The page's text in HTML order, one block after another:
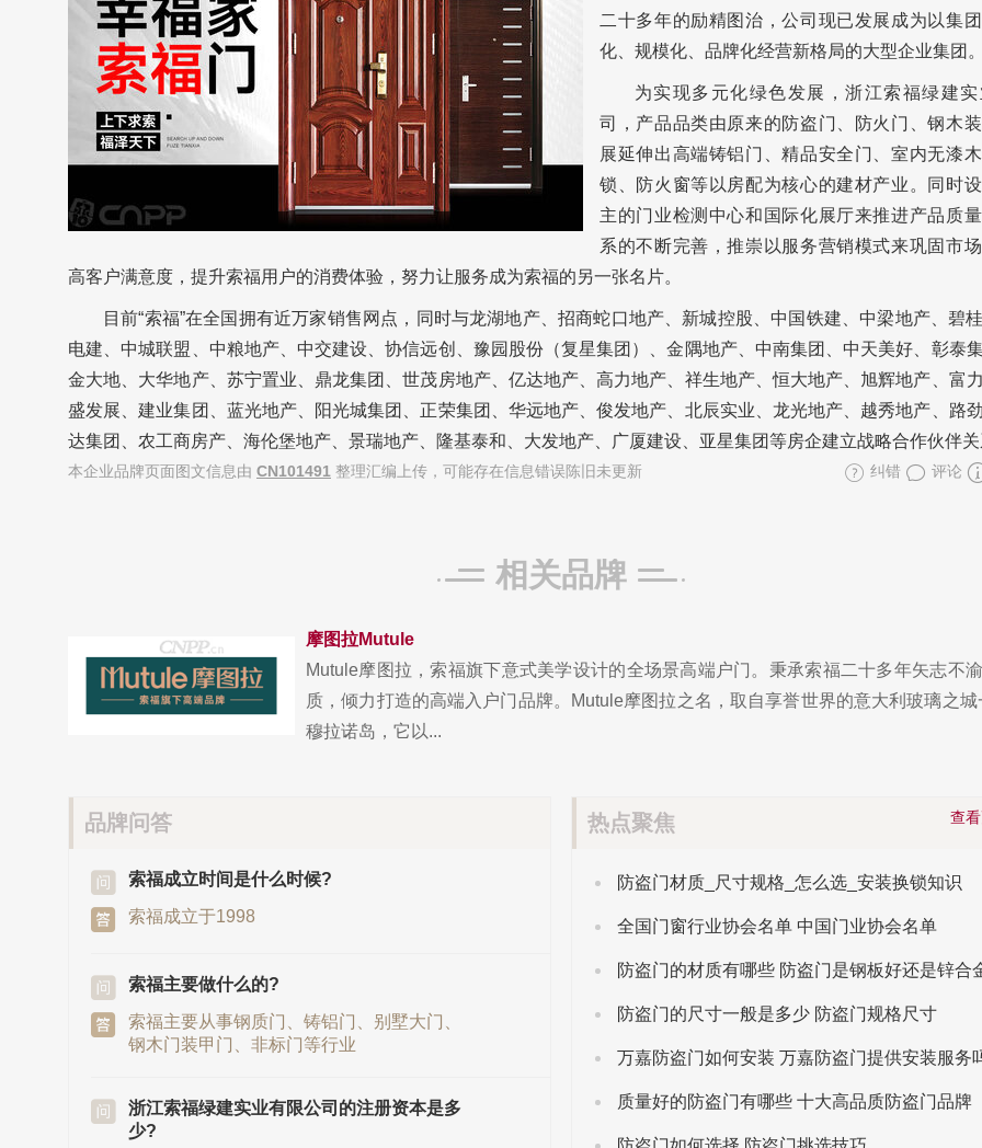
二十多年的励精图治，公司现已发展成为以集
化、规模化、品牌化经营新格局的大型企业集团
为实现多元化绿色发展，浙江索福绿建
司，产品品类由原来的防盗门、防火门、钢木
展延伸出高端铸铝门、精品安全门、室内无漆
锁、防火窗等以房配为核心的建材产业。同时
主的门业检测中心和国际化展厅来推进产品质
系的不断完善，推崇以服务营销模式来巩固市
高客户满意度，提升索福用户的消费体验，努力让服务成为索福的另一张名片。
目前“索福”在全国拥有近万家销售网点，同时与龙湖地产、招商蛇口地产、新城控股、中国铁建、中梁地产、碧
电建、中城联盟、中粮地产、中交建设、协信远创、豫园股份（复星集团）、金隅地产、中南集团、中天美好、彰泰
金大地、大华地产、苏宁置业、鼎龙集团、世茂房地产、亿达地产、高力地产、祥生地产、恒大地产、旭辉地产、富
盛发展、建业集团、蓝光地产、阳光城集团、正荣集团、华远地产、俊发地产、北辰实业、龙光地产、越秀地产、路
达集团、农工商房产、海伦堡地产、景瑞地产、隆基泰和、大发地产、广厦建设、亚星集团等房企建立战略合作伙伴
本企业品牌页面图文信息由 CN101491 整理汇编上传，可能存在信息错误陈旧未更新 纠错 评论
相关品牌
摩图拉Mutule
Mutule摩图拉，索福旗下意式美学设计的全场景高端户门。秉承索福二十多年矢志不
质，倾力打造的高端入户门品牌。Mutule摩图拉之名，取自享誉世界的意大利玻璃之城
穆拉诺岛，它以...
品牌问答
索福成立时间是什么时候?
索福成立于1998
索福主要做什么的?
索福主要从事钢质门、铸铝门、别墅大门、
钢木门装甲门、非标门等行业
浙江索福绿建实业有限公司的注册资本是多
少?
查
热点聚焦
防盗门材质_尺寸规格_怎么选_安装换锁知识
全国门窗行业协会名单 中国门业协会名单
防盗门的材质有哪些 防盗门是钢板好还是锌合
防盗门的尺寸一般是多少 防盗门规格尺寸
万嘉防盗门如何安装 万嘉防盗门提供安装服务
质量好的防盗门有哪些 十大高品质防盗门品牌